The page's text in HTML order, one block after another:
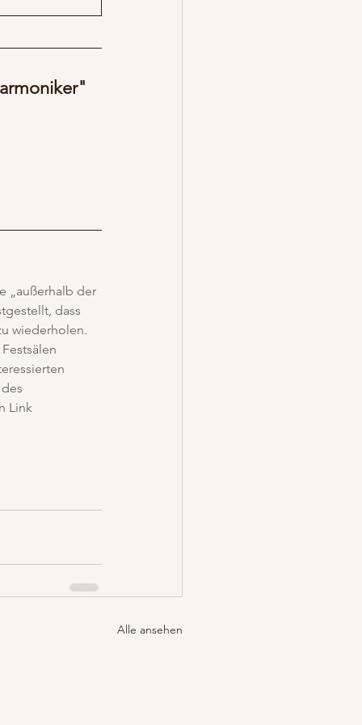
„außerhalb der
dass
wiederholen.
Link
Alle ansehen